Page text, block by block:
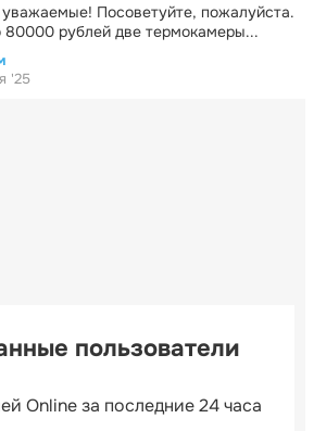
Посоветуйте, пожалуйста.
80000 рублей две термокамеры...
'25
пользователи
Online за последние 24 часа